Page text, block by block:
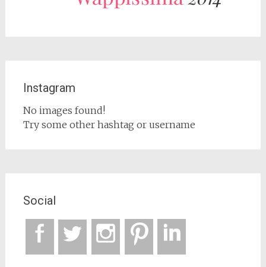
Instagram
No images found!
Try some other hashtag or username
Social